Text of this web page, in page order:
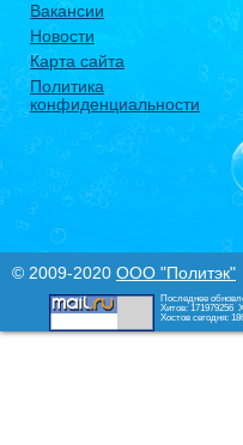
Вакансии
Новости
Карта сайта
Политика
конфиденциальности
© 2009-2020 ООО "Политэк"
Последнее
Хитов: 171979256
Хостов сегодня: